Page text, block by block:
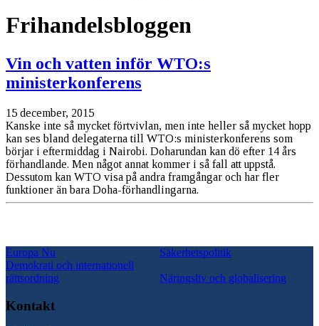
Frihandelsbloggen
Vin och vatten inför WTO:s
ministerkonferens
15 december, 2015
Kanske inte så mycket förtvivlan, men inte heller så mycket hopp
kan ses bland delegaterna till WTO:s ministerkonferens som
börjar i eftermiddag i Nairobi. Doharundan kan dö efter 14 års
förhandlande. Men något annat kommer i så fall att uppstå.
Dessutom kan WTO visa på andra framgångar och har fler
funktioner än bara Doha-förhandlingarna.
Europa Nu
Säkerhetspolitik
Demokrati och internationell
rättsordning
Näringsliv och globalisering
Kontakt